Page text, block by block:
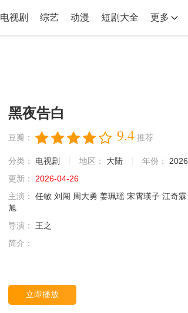
电视剧 综艺 动漫 短剧大全 更多
黑夜告白
豆瓣： 9.4 推荐
分类： 电视剧 地区： 大陆 年份：
2026
更新：
2026-04-26
主演：
任敏 刘闯 周大勇 姜珮瑶 宋霄瑛子 江奇霖
旭
导演：
王之
简介：
立即播放